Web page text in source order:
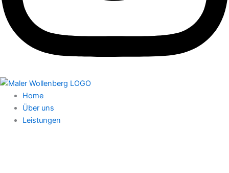
Home
Über uns
Leistungen